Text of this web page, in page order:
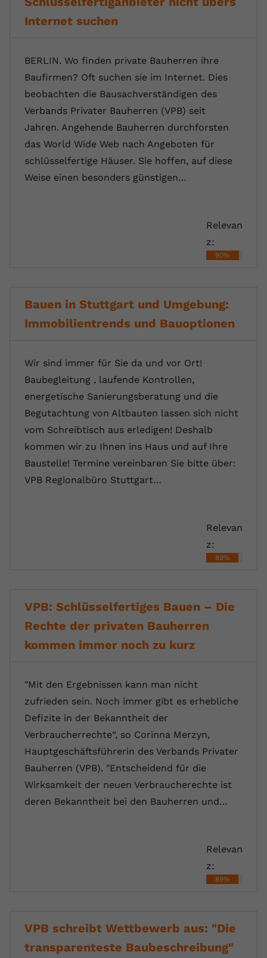
Internet suchen
BERLIN. Wo finden private Bauherren ihre
Baufirmen? Oft suchen sie im Internet. Dies
beobachten die Bausachverständigen des
Verbands Privater Bauherren (VPB) seit
Jahren. Angehende Bauherren durchforsten
das World Wide Web nach Angeboten für
schlüsselfertige Häuser. Sie hoffen, auf diese
Weise einen besonders günstigen…
Relevan
z:
90%
Bauen in Stuttgart und Umgebung:
Immobilientrends und Bauoptionen
Wir sind immer für Sie da und vor Ort!
Baubegleitung , laufende Kontrollen,
energetische Sanierungsberatung und die
Begutachtung von Altbauten lassen sich nicht
vom Schreibtisch aus erledigen! Deshalb
kommen wir zu Ihnen ins Haus und auf Ihre
Baustelle! Termine vereinbaren Sie bitte über:
VPB Regionalbüro Stuttgart…
Relevan
z:
89%
VPB: Schlüsselfertiges Bauen – Die
Rechte der privaten Bauherren
kommen immer noch zu kurz
"Mit den Ergebnissen kann man nicht
zufrieden sein. Noch immer gibt es erhebliche
Defizite in der Bekanntheit der
Verbraucherrechte“, so Corinna Merzyn,
Hauptgeschäftsführerin des Verbands Privater
Bauherren (VPB). "Entscheidend für die
Wirksamkeit der neuen Verbraucherechte ist
deren Bekanntheit bei den Bauherren und…
Relevan
z:
89%
VPB schreibt Wettbewerb aus: "Die
transparenteste Baubeschreibung"